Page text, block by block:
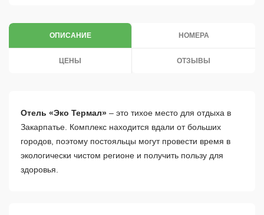
ОПИСАНИЕ НОМЕРА
ЦЕНЫ ОТЗЫВЫ
Отель «Эко Термал» – это тихое место для отдыха в
Закарпатье. Комплекс находится вдали от больших
городов, поэтому постояльцы могут провести время в
экологически чистом регионе и получить пользу для
здоровья.